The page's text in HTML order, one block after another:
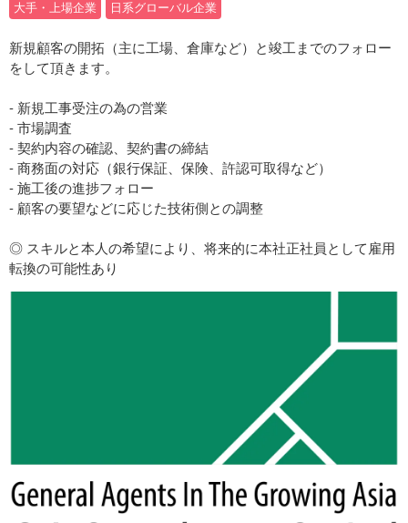
大手・上場企業
日系グローバル企業
新規顧客の開拓（主に工場、倉庫など）と竣工までのフォロー
をして頂きます。
- 新規工事受注の為の営業
- 市場調査
- 契約内容の確認、契約書の締結
- 商務面の対応（銀行保証、保険、許認可取得など）
- 施工後の進捗フォロー
- 顧客の要望などに応じた技術側との調整
◎ スキルと本人の希望により、将来的に本社正社員として雇用
転換の可能性あり